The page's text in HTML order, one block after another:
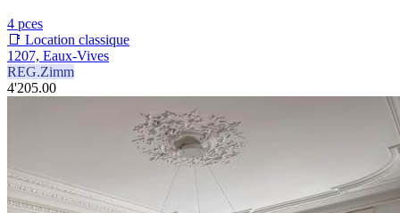
4 pces
📑 Location classique
1207, Eaux-Vives
REG.Zimm
4'205.00